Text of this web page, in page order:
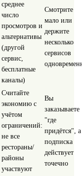
среднее
число
просмотров и
альтернативы
(другой
сервис,
бесплатные
каналы)
Смотрите
мало или
держите
несколько
сервисов
Считайте
экономию с
учётом
ограничений:
не все
рестораны/
районы
участвуют
Вы
заказываете
"где
придётся", а
подписка
действует
точечно